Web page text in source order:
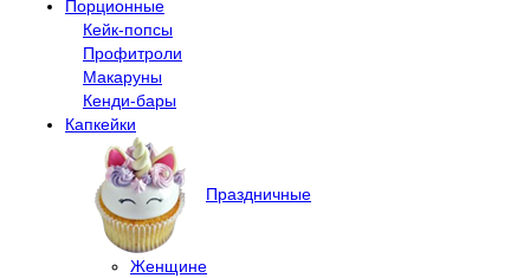
Порционные
Кейк-попсы
Профитроли
Макаруны
Кенди-бары
Капкейки
Праздничные
Женщине